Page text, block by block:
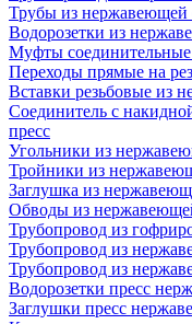
Трубы из нержавеющей
Водорозетки из
Муфты
Переходы прямые на
Вставки резьбовые из
Соединитель с
пресс
Угольники из
Тройники из
Заглушка из
Обводы из
Трубопровод из
Трубопровод из
Трубопровод из
Водорозетки пресс
Заглушки пресс